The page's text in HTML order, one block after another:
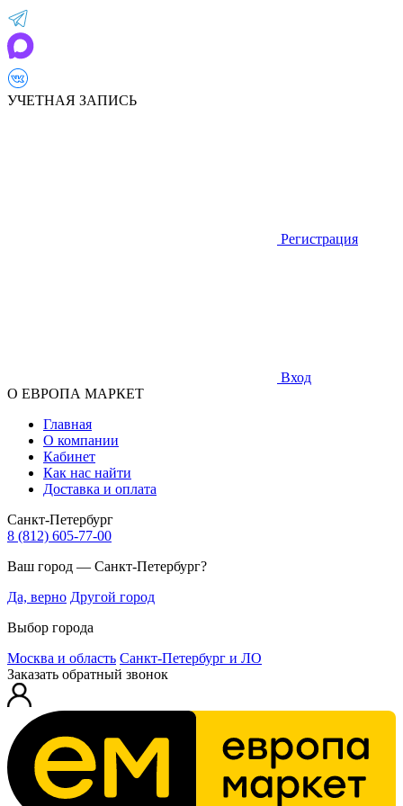
УЧЕТНАЯ ЗАПИСЬ
Регистрация
Вход
О ЕВРОПА МАРКЕТ
Главная
О компании
Кабинет
Как нас найти
Доставка и оплата
Санкт-Петербург
8 (812) 605-77-00
Ваш город — Санкт-Петербург?
Да, верно Другой город
Выбор города
Москва и область Санкт-Петербург и ЛО
Заказать обратный звонок